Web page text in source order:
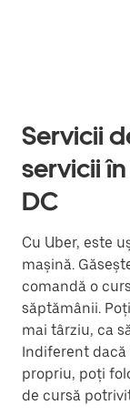
Servicii
servicii
DC
Cu Uber, este
mașină.
comandă o
săptămânii.
mai târziu, ca
Indiferent
propriu, poți
de cursă